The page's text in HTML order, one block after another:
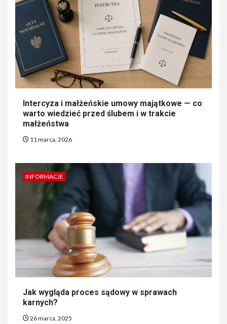
Intercyza i małżeńskie umowy majątkowe — co
warto wiedzieć przed ślubem i w trakcie
małżeństwa
11 marca, 2026
INFORMACJE
Jak wygląda proces sądowy w sprawach
karnych?
26 marca, 2025